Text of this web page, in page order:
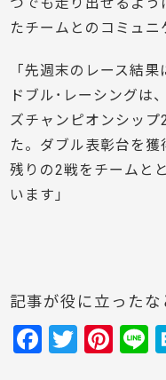
たチームとのコミュニ
「先週末のレース結
ドブル･レーシングは
ズチャンピオンシッ
た。ダブル表彰台を獲
残りの2戦をチームと
います」
記事が役に立ったな
F
T
Pi